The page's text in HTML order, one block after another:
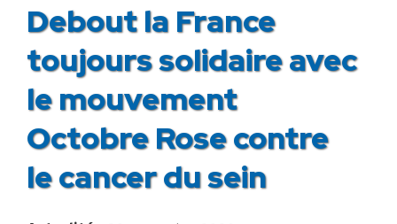
Debout la France
toujours solidaire avec
le mouvement
Octobre Rose contre
le cancer du sein